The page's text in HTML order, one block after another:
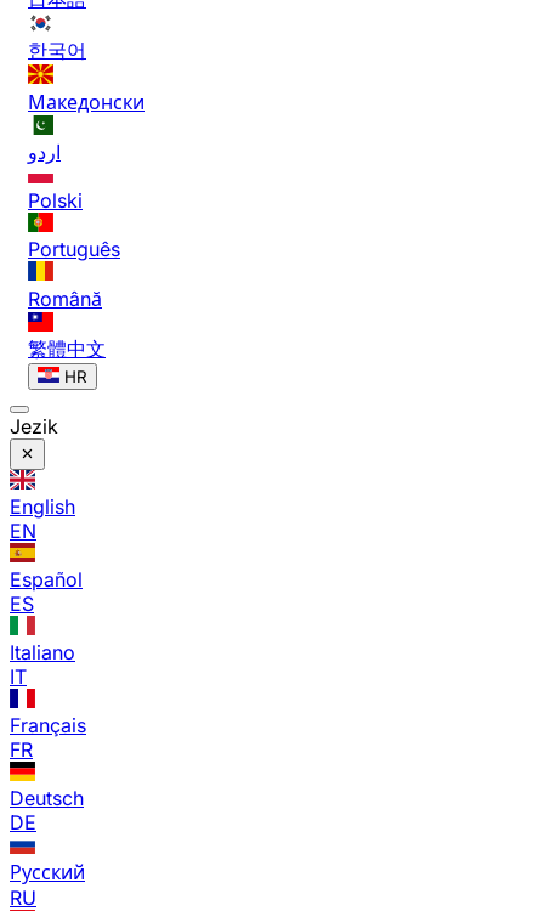
한국어
Македонски
اردو
Polski
Português
Română
繁體中文
HR
Jezik
English
EN
Español
ES
Italiano
IT
Français
FR
Deutsch
DE
Русский
RU